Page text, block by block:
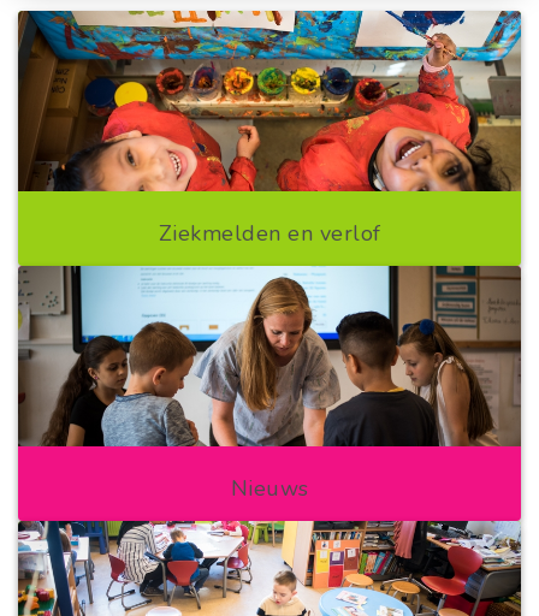
Ziekmelden en verlof
Nieuws